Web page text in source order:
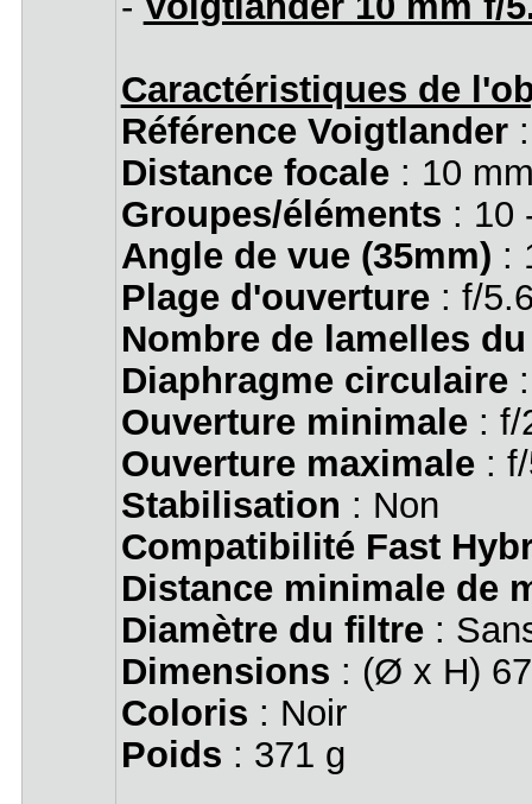
Caractéristiques de
Référence Voigtlander:
Distance focale: 10
Groupes/éléments : 10
Angle de vue (35mm) :
Plage d'ouverture: f/
Nombre de lamelles
Diaphragme circulaire:
Ouverture minimale: f/
Ouverture maximale: f/
Stabilisation : Non
Compatibilité Fast
Distance minimale de
Diamètre du filtre:
Dimensions : (Ø x H)
Coloris : Noir
Poids : 371 g